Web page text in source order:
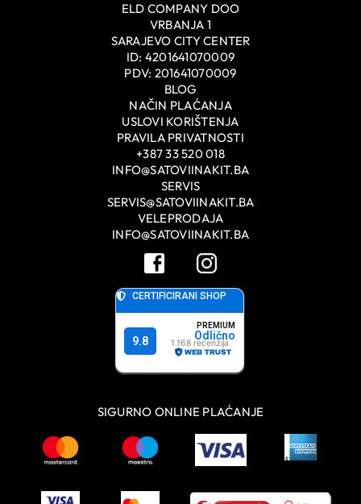
ELD COMPANY DOO
VRBANJA 1
SARAJEVO CITY CENTER
ID: 4201641070009
PDV: 201641070009
BLOG
NAČIN PLAĆANJA
USLOVI KORIŠTENJA
PRAVILA PRIVATNOSTI
+387 33 520 018
INFO@SATOVIINAKIT.BA
SERVIS
SERVIS@SATOVIINAKIT.BA
VELEPRODAJA
INFO@SATOVIINAKIT.BA
SIGURNO ONLINE PLAĆANJE